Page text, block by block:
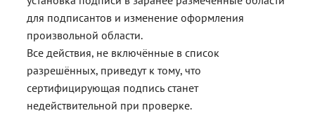
для подписантов и изменение оформления
произвольной области.
Все действия, не включённые в список
разрешённых, приведут к тому, что
сертифицирующая подпись станет
недействительной при проверке.